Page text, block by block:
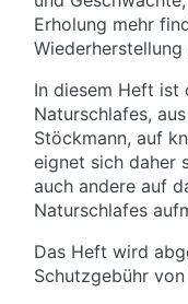
Erholung mehr
Wiederherstellung
In diesem Heft ist
Naturschlafes,
Stöckmann, auf
eignet sich daher
auch andere auf
Naturschlafes
Das Heft wird
Schutzgebühr von